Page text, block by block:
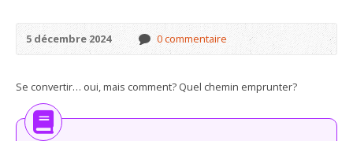
5 décembre 2024 0 commentaire
Se convertir… oui, mais comment? Quel chemin emprunter?